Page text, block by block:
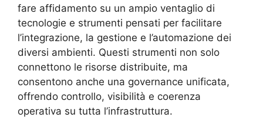
fare affidamento su un ampio ventaglio di
tecnologie e strumenti pensati per facilitare
l’integrazione, la gestione e l’automazione dei
diversi ambienti. Questi strumenti non solo
connettono le risorse distribuite, ma
consentono anche una governance unificata,
offrendo controllo, visibilità e coerenza
operativa su tutta l’infrastruttura.